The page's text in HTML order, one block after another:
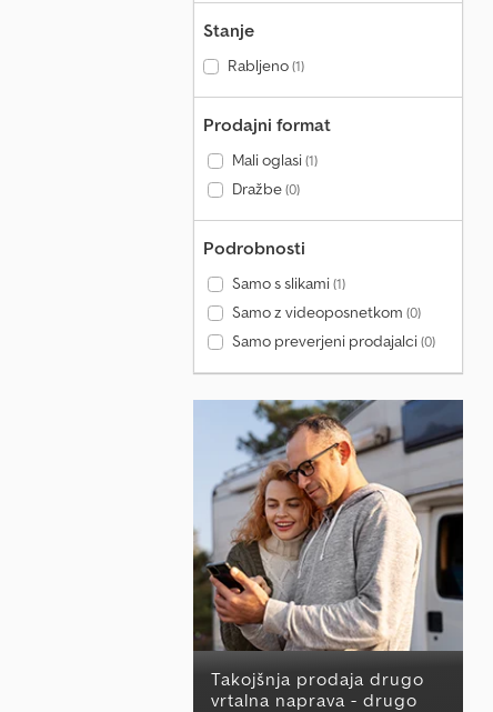
Stanje
Rabljeno(1)
Prodajni format
Mali oglasi(1)
Dražbe(0)
Podrobnosti
Samo s slikami(1)
Samo z videoposnetkom (0)
Samo preverjeni prodajalci(0)
Takojšnja prodaja drugo
vrtalna naprava - drugo